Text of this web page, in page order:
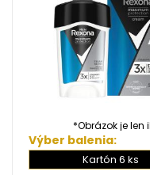
*Obrázok je len
Výber balenia:
Kartón 6 ks